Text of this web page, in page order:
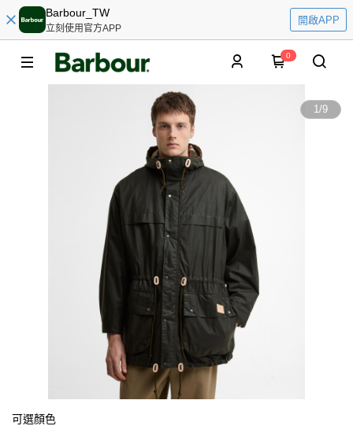
Barbour_TW
立刻使用官方APP
開啟APP
0
1/9
可選顏色